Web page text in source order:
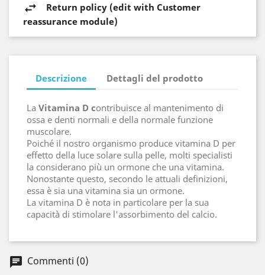
Return policy (edit with Customer
reassurance module)
Descrizione Dettagli del prodotto
La Vitamina D contribuisce al mantenimento di
ossa e denti normali e della normale funzione
muscolare.
Poiché il nostro organismo produce vitamina D per
effetto della luce solare sulla pelle, molti specialisti
la considerano più un ormone che una vitamina.
Nonostante questo, secondo le attuali definizioni,
essa è sia una vitamina sia un ormone.
La vitamina D è nota in particolare per la sua
capacità di stimolare l'assorbimento del calcio.
chat Commenti (0)